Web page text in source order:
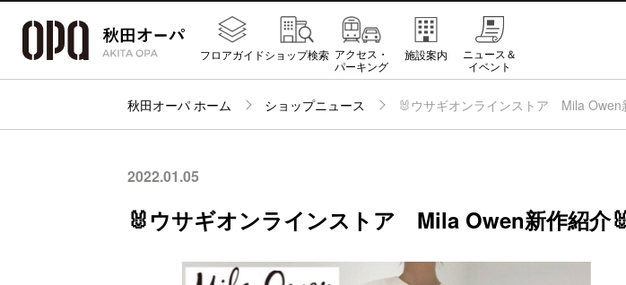
フロアガイドショップ検索 アクセス・
パーキング
施設案内
ニュース＆
イベント
秋田オーパ ホーム ショップニュース 🐰ウサギオンラインストア Mila Owen
2022.01.05
🐰ウサギオンラインストア Mila Owen新作紹介